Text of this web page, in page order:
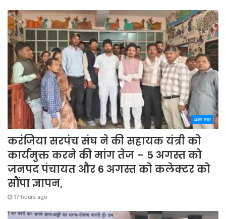
अपना शहर
करंजिया सरपंच संघ ने की सहायक यंत्री को
कार्यमुक्त करने की मांग तेज – 5 अगस्त को
जनपद पंचायत और 6 अगस्त को कलेक्टर को
सौंपा ज्ञापन,
17 hours ago